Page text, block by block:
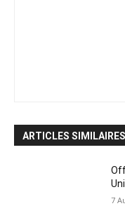
ARTICLES SIMILAIRES
7